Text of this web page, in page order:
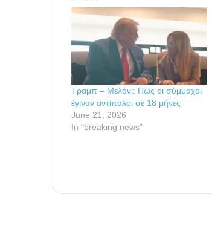
Τραμπ – Μελόνι: Πώς οι σύμμαχοι
έγιναν αντίπαλοι σε 18 μήνες
June 21, 2026
In "breaking news"